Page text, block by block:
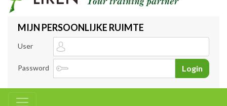
MIJN PERSOONLIJKE RUIMTE
User
Password Login